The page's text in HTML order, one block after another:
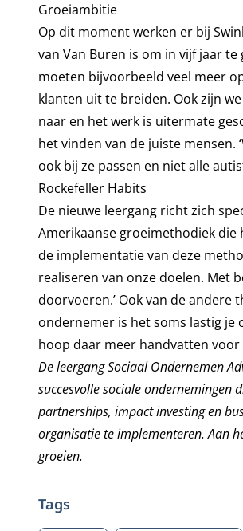
Groeiambitie
Op dit moment werken er bij
van Van Buren is om in vijf jaar
moeten bijvoorbeeld veel meer
klanten uit te breiden. Ook zijn
naar en het werk is uitermate
het vinden van de juiste
ook bij ze passen en niet alle
Rockefeller Habits
De nieuwe leergang richt zich
Amerikaanse groeimethodiek die
de implementatie van deze
realiseren van onze doelen. Met
doorvoeren.’ Ook van de andere
ondernemer is het soms lastig je
hoop daar meer handvatten voor
Deleergang Sociaal Ondernemen
succesvolle sociale ondernemingen
partnerships, impact investing en
organisatie te implementeren. Aan
groeien.
Tags